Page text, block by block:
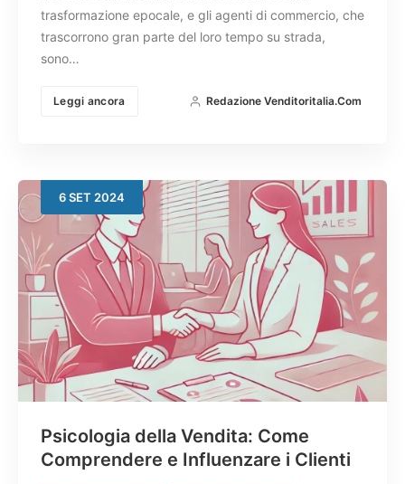
trasformazione epocale, e gli agenti di commercio, che
trascorrono gran parte del loro tempo su strada,
sono…
Leggi ancora Redazione Venditoritalia.com
6SET 2024
Psicologia della Vendita: Come
Comprendere e Influenzare i Clienti